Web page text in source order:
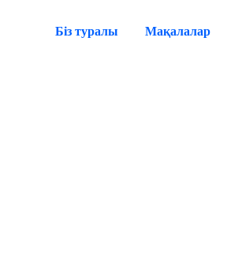
Біз туралы Мақалалар